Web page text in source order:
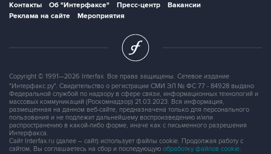
Контакты Об "Интерфаксе" Пресс-центр
Вакансии
Реклама на сайте
Мероприятия
Copyright © 1991—2026 Interfax. Все права защищены. Сетевое издание
"Интерфакс.ру". Свидетельство о регистрации СМИ ЭЛ № ФС 77 - 84928 выдано
Федеральной службой по надзору в сфере связи, информационных технологий и
массовых коммуникаций (Роскомнадзор) 21.03.2023. Вся информация,
размещенная на данном веб-сайте, предназначена только для персонального
пользования и не подлежит дальнейшему воспроизведению и/или
распространению в какой-либо форме, иначе как с письменного разрешения
Интерфакса.
Сайт Interfax.ru (далее – сайт) использует файлы cookie. Продолжая работу с
сайтом, Вы соглашаетесь на сбор и последующую обработку файлов cookie.